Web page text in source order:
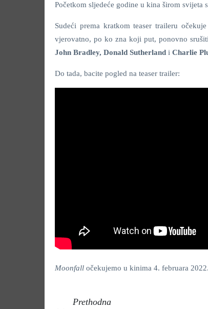
Početkom sljedeće godine u kina širom svijeta
Sudeći prema kratkom teaser traileru
vjerovatno, po ko zna koji put, ponovno
John Bradley, Donald Sutherland i Charlie
Do tada, bacite pogled na teaser trailer:
Moonfall očekujemo u kinima 4. februara 2022.
Prethodna